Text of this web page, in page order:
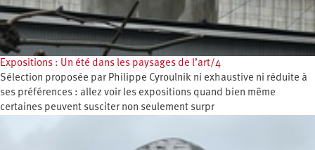
Expositions : Un été dans les paysages de l’art/4
Sélection proposée par Philippe Cyroulnik ni exhaustive ni réduite à
ses préférences : allez voir les expositions quand bien même
certaines peuvent susciter non seulement surpr